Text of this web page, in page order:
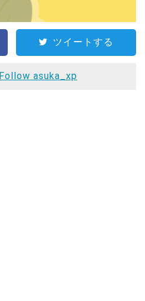
ツイートする
Follow asuka_xp